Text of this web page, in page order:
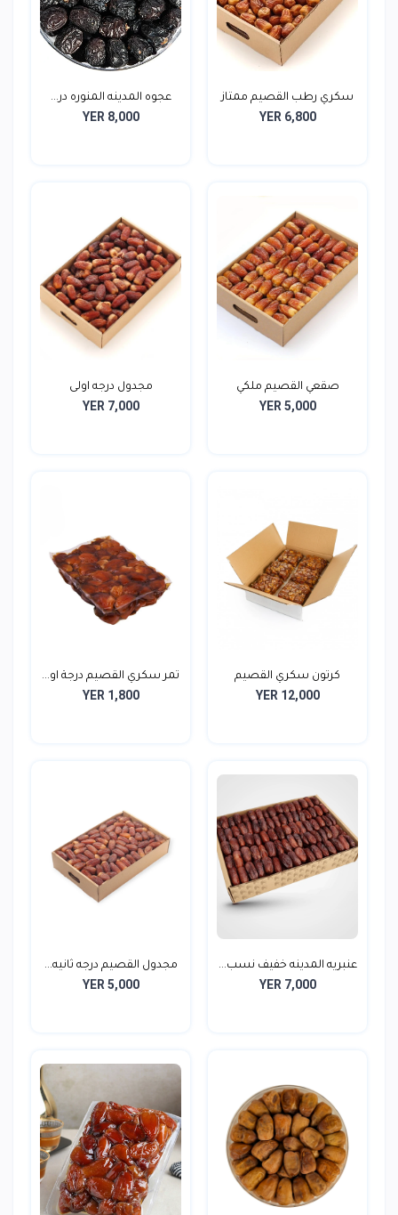
سكري رطب القصيم ممتاز
ر...
YER 6,800
عجوه المدينه المنوره در...
YER 8,000
صقعي القصيم ملكي
جامبو...
YER 5,000
مجدول درجه اولى
YER 7,000
كرتون سكري القصيم
جامبو...
YER 12,000
تمر سكري القصيم درجة او...
YER 1,800
عنبريه المدينه خفيف نسب...
YER 7,000
مجدول القصيم درجه ثانيه...
YER 5,000